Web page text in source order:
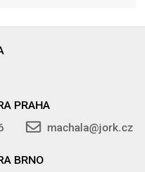
PRAHA
machala@jork.cz
BRNO